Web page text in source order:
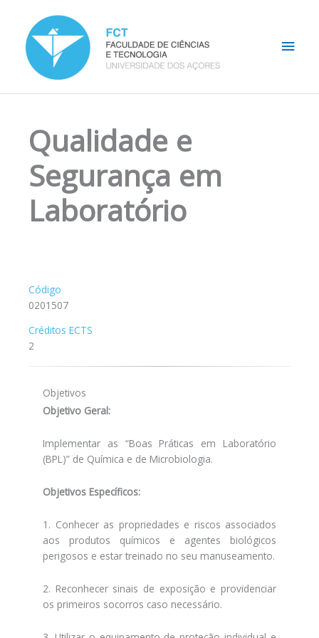
content
Qualidade e
Segurança em
Laboratório
Código
0201507
Créditos ECTS
2
Objetivos
Objetivo Geral:
Implementar as “Boas Práticas em Laboratório
(BPL)” de Química e de Microbiologia.
Objetivos Específicos:
1. Conhecer as propriedades e riscos associados
aos produtos químicos e agentes biológicos
perigosos e estar treinado no seu manuseamento.
2. Reconhecer sinais de exposição e providenciar
os primeiros socorros caso necessário.